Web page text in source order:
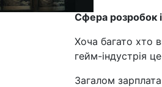
Сфера розробок
Хоча багато хто
гейм-індустрія
Загалом